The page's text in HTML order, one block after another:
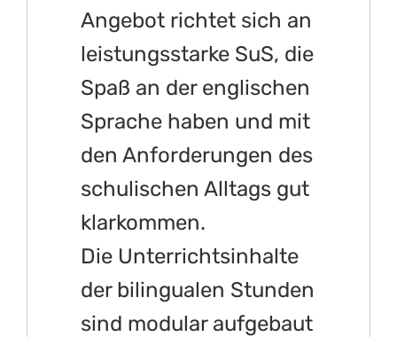
Angebot richtet sich an
leistungsstarke SuS, die
Spaß an der englischen
Sprache haben und mit
den Anforderungen des
schulischen Alltags gut
klarkommen.
Die Unterrichtsinhalte
der bilingualen Stunden
sind modular aufgebaut